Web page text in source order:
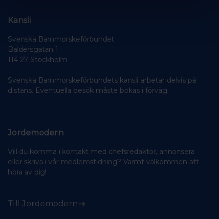
Kansli
Svenska Barnmorskeförbundet
Baldersgatan 1
114 27 Stockholm
Svenska Barnmorskeförbundets kansli arbetar delvis på
distans. Eventuella besök måste bokas i förväg.
Jordemodern
Vill du komma i kontakt med chefsredaktör, annonsera
eller skriva i vår medlemstidning? Varmt välkommen att
höra av dig!
Till Jordemodern